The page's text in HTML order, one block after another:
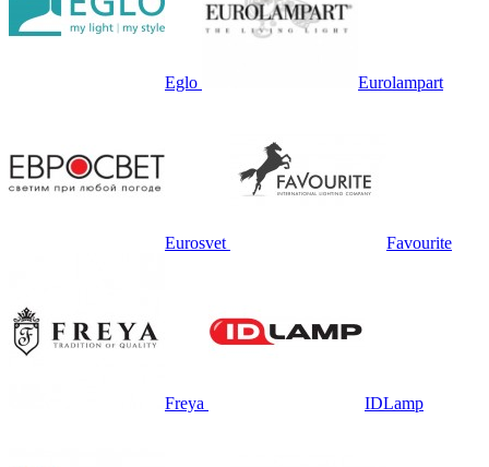
Eglo Eurolampart
Eurosvet Favourite
Freya IDLamp